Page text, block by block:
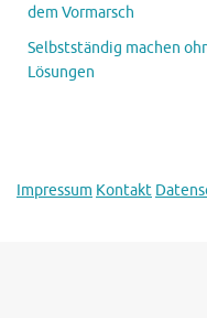
dem Vormarsch
Selbstständig machen
Lösungen
Impressum Kontakt